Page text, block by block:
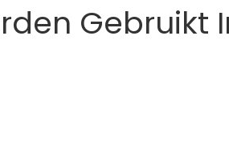
Gebruikt